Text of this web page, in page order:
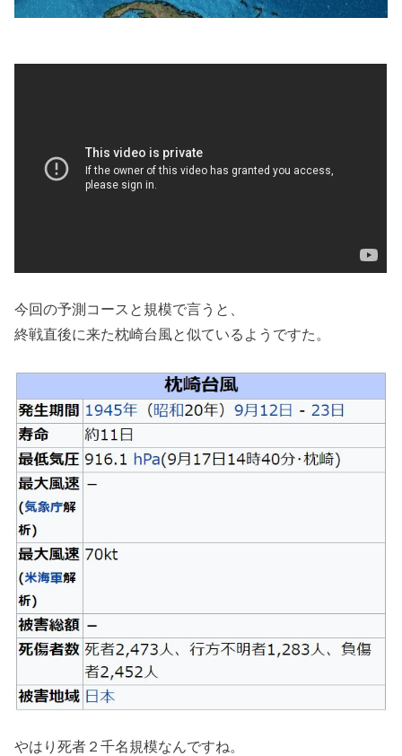
今回の予測コースと規模で言うと、
終戦直後に来た枕崎台風と似ているようですた。
やはり死者２千名規模なんですね。